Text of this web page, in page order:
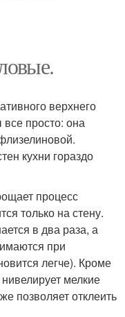
верхнего
просто: она
кухни гораздо
процесс
только на стену.
в два раза, а
при
легче). Кроме
мелкие
позволяет отклеить